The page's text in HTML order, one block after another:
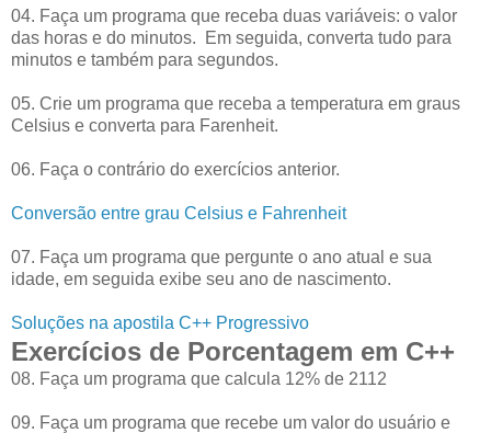
04. Faça um programa que receba duas variáveis: o valor
das horas e do minutos. Em seguida, converta tudo para
minutos e também para segundos.
05. Crie um programa que receba a temperatura em graus
Celsius e converta para Farenheit.
06. Faça o contrário do exercícios anterior.
Conversão entre grau Celsius e Fahrenheit
07. Faça um programa que pergunte o ano atual e sua
idade, em seguida exibe seu ano de nascimento.
Soluções na apostila C++ Progressivo
Exercícios de Porcentagem em C++
08. Faça um programa que calcula 12% de 2112
09. Faça um programa que recebe um valor do usuário e